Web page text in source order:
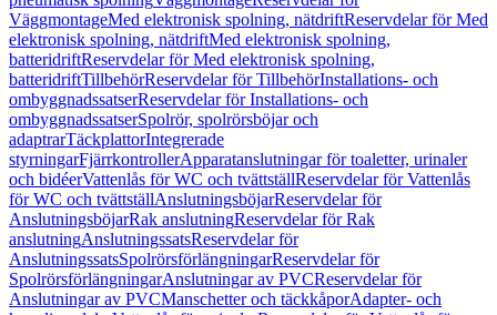
VäggmontageMed elektronisk spolning, nätdriftReservdelar för Med
elektronisk spolning, nätdriftMed elektronisk spolning,
batteridriftReservdelar för Med elektronisk spolning,
batteridriftTillbehörReservdelar för TillbehörInstallations- och
ombyggnadssatserReservdelar för Installations- och
ombyggnadssatserSpolrör, spolrörsböjar och
adaptrarTäckplattorIntegrerade
styrningarFjärrkontrollerApparatanslutningar för toaletter, urinaler
och bidéerVattenlås för WC och tvättställReservdelar för Vattenlås
för WC och tvättställAnslutningsböjarReservdelar för
AnslutningsböjarRak anslutningReservdelar för Rak
anslutningAnslutningssatsReservdelar för
AnslutningssatsSpolrörsförlängningarReservdelar för
SpolrörsförlängningarAnslutningar av PVCReservdelar för
Anslutningar av PVCManschetter och täckkåporAdapter- och